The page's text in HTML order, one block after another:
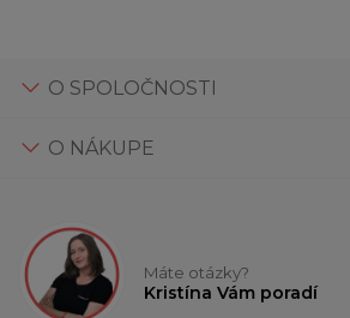
O SPOLOČNOSTI
O NÁKUPE
Máte otázky?
Kristína Vám poradí